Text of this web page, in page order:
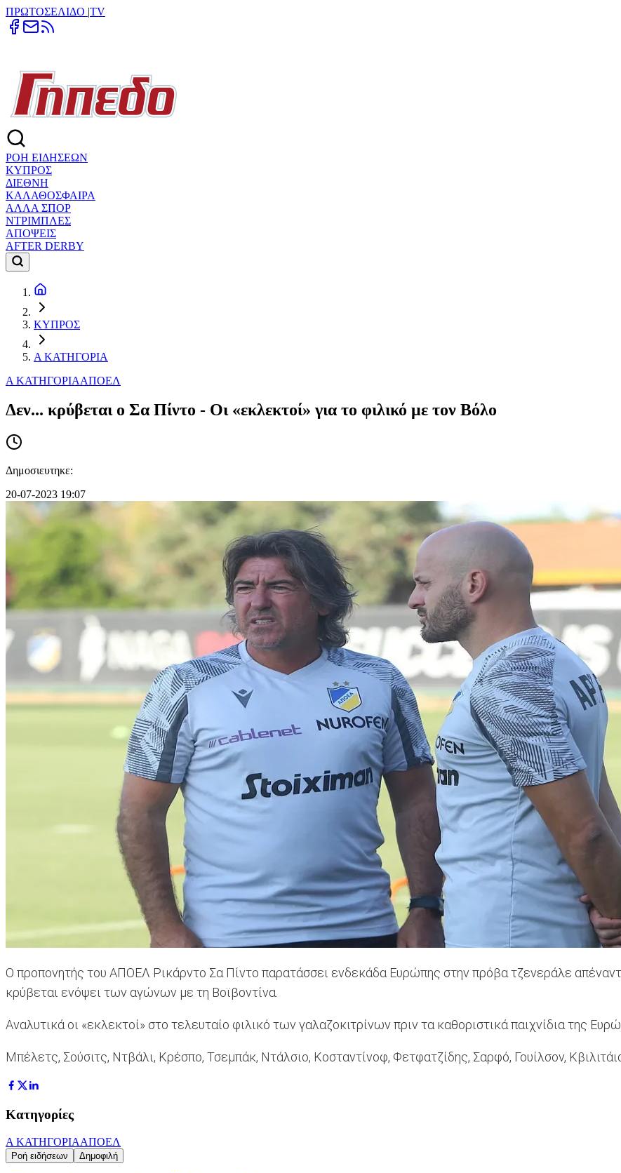
ΠΡΩΤΟΣΕΛΙΔΟ |TV
ΡΟΗ ΕΙΔΗΣΕΩΝ
ΚΥΠΡΟΣ
ΔΙΕΘΝΗ
ΚΑΛΑΘΟΣΦΑΙΡΑ
ΑΛΛΑ ΣΠΟΡ
ΝΤΡΙΜΠΛΕΣ
ΑΠΟΨΕΙΣ
AFTER DERBY
ΚΥΠΡΟΣ
Α ΚΑΤΗΓΟΡΙΑ
Α ΚΑΤΗΓΟΡΙΑΑΠΟΕΛ
Δεν... κρύβεται ο Σα Πίντο - Οι «εκλεκτοί» για το φιλικό με τον Βόλο
Δημοσιευτηκε:
20-07-2023 19:07
Ο προπονητής του ΑΠΟΕΛ Ρικάρντο Σα Πίντο παρατάσσει ενδεκάδα Ευρώπης στην πρόβα τζενεράλε
κρύβεται ενόψει των αγώνων με τη Βοϊβοντίνα.
Αναλυτικά οι «εκλεκτοί» στο τελευταίο φιλικό των γαλαζοκιτρίνων πριν τα καθοριστικά παιχνίδια της
Μπέλετς, Σούσιτς, Ντβάλι, Κρέσπο, Τσεμπάκ, Ντάλσιο, Κοσταντίνοφ, Φετφατζίδης, Σαρφό, Γουίλσον,
Κατηγορίες
Α ΚΑΤΗΓΟΡΙΑΑΠΟΕΛ
Ροή ειδήσεων Δημοφιλή